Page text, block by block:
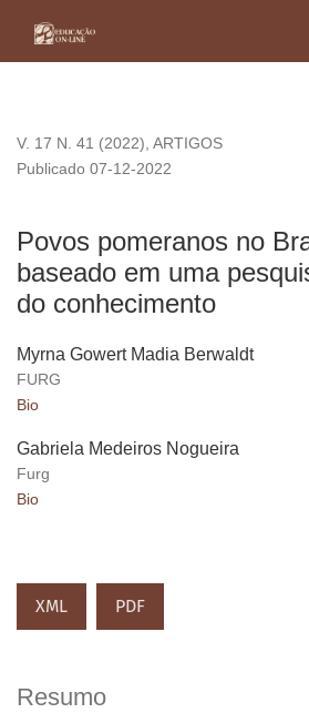
V. 17 N. 41 (2022), ARTIGOS
Povos pomeranos no
baseado em uma
do conhecimento
Publicado 07-12-2022
Myrna Gowert Madia Berwaldt
FURG
Bio
Gabriela Medeiros Nogueira
Furg
Bio
XML PDF
Resumo